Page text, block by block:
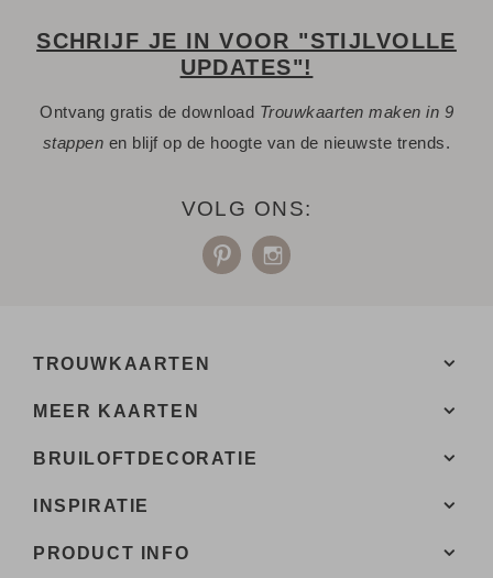
- Je kunt gebruik maken van onze uitgebreide beeldbank.
- Bewaar het ontwerp in je account. Je kunt later verder
werken.
- Of bestel gelijk een proefdruk.
Een vraag? Hier vind je waarschijnlijkhet antwoord.
contactmet ons op. We helpen je
SCHRIJF JE IN VOOR "STIJLVOLLE
UPDATES"!
Ontvang gratis de download Trouwkaarten maken in 9
stappen en blijf op de hoogte van de nieuwste trends.
VOLG ONS:
TROUWKAARTEN
MEER KAARTEN
BRUILOFTDECORATIE
INSPIRATIE
PRODUCT INFO